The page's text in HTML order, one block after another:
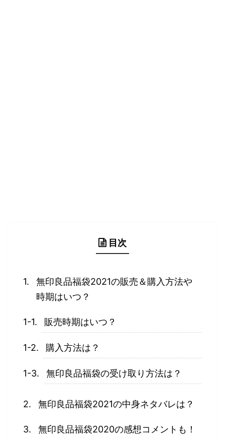
目次
無印良品福袋2021の販売＆購入方法や
時期はいつ？
販売時期はいつ？
購入方法は？
無印良品福袋の受け取り方法は？
無印良品福袋2021の中身ネタバレは？
無印良品福袋2020の感想コメントも！